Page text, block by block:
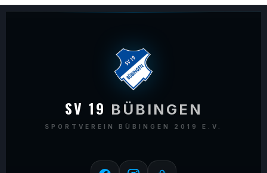
SV 19 BÜBINGEN
SPORTVEREIN BÜBINGEN 2019 E.V.